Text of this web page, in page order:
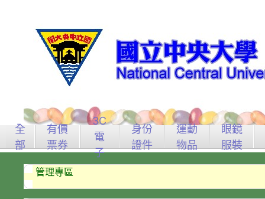
全
部
有價
票券
3C
電
子
身份
證件
運動
物品
眼鏡
服裝
管理專區